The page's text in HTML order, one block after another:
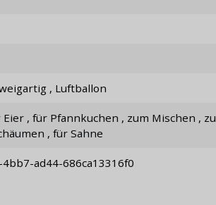
, Luftballon
, für Sahne
4bb7-ad44-686ca13316f0